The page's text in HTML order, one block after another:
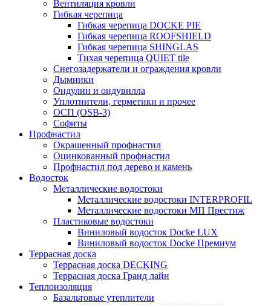
Вентиляция кровли
Гибкая черепица
Гибкая черепица DOCKE PIE
Гибкая черепица ROOFSHIELD
Гибкая черепица SHINGLAS
Тихая черепица QUIET tile
Снегозадержатели и ограждения кровли
Дымники
Ондулин и ондувилла
Уплотнители, герметики и прочее
ОСП (OSB-3)
Софиты
Профнастил
Окрашенный профнастил
Оцинкованный профнастил
Профнастил под дерево и камень
Водосток
Металлические водостоки
Металлические водостоки INTERPROFIL
Металлические водостоки МП Престиж
Пластиковые водостоки
Виниловый водосток Docke LUX
Виниловый водосток Docke Премиум
Террасная доска
Террасная доска DECKING
Террасная доска Гранд лайн
Теплоизоляция
Базальтовые утеплители